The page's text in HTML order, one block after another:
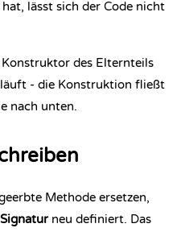
lässt sich der Code nicht
Konstruktor des Elternteils
- die Konstruktion fließt
nach unten.
Methode ersetzen,
neu definiert. Das